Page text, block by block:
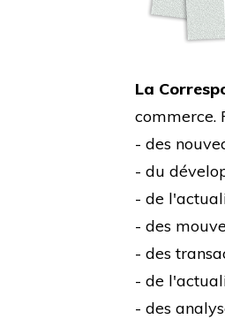
La
commerce.
- des
- du
- de
- des
- des
- de
- des